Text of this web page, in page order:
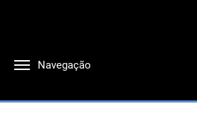
Navegação